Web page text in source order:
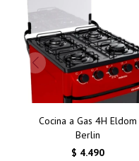
Cocina a Gas 4H Eldom
Berlin
$ 4.490